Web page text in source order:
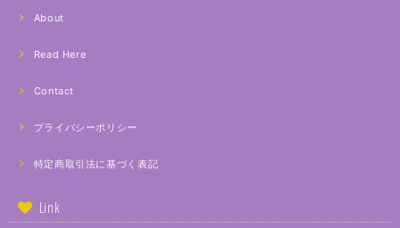
About
Read Here
Contact
プライバシーポリシー
特定商取引法に基づく表記
Link